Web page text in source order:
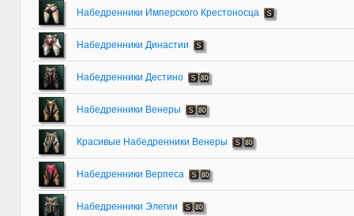
Набедренники Имперского Крестоносца
Набедренники Династии
Набедренники Дестино
Набедренники Венеры
Красивые Набедренники Венеры
Набедренники Верпеса
Набедренники Элегии